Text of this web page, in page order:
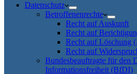
Datenschutz
Betroffenenrechte
Recht auf Auskunft
Recht auf
Recht auf Löschung
Recht auf
Bundesbeauftragte für den
Informationsfreiheit (BfDI)